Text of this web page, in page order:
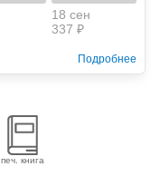
18 сен
337 ₽
Подробнее
печ. книга